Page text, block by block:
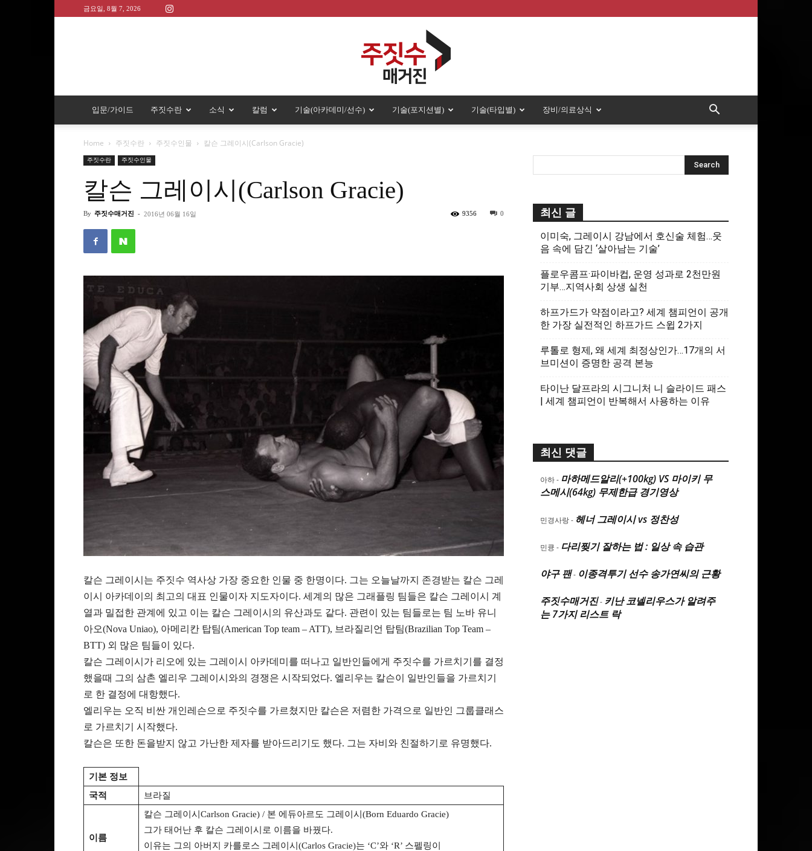
금요일, 8월 7, 2026
주
거
입문/가이드 주짓수란 소식 칼럼 기술(아카데미/선수) 기술(포지션별) 기술(타입별) 장비/의료상식
Home 주짓수란 주짓수인물 칼슨 그레이시(Carlson Gracie)
주짓수란 주짓수인물
칼슨 그레이시(Carlson Gracie)
By 주짓수매거진 - 2016년 06월 16일 0
9356
칼슨 그레이시는 주짓수 역사상 가장 중요한 인물 중 한명이다. 그는 오늘날까지 존경받는 칼슨 그레
이시 아카데이의 최고의 대표 인물이자 지도자이다. 세계의 많은 그래플링 팀들은 칼슨 그레이시 계
열과 밀접한 관계에 있고 이는 칼슨 그레이시의 유산과도 같다. 관련이 있는 팀들로는 팀 노바 유니
아오(Nova Uniao), 아메리칸 탑팀(American Top team – ATT), 브라질리언 탑팀(Brazilian Top Team –
BTT) 외 많은 팀들이 있다.
칼슨 그레이시가 리오에 있는 그레이시 아카데미를 떠나고 일반인들에게 주짓수를 가르치기를 결정
했을때 그의 삼촌 엘리우 그레이시와의 경쟁은 시작되었다. 엘리우는 칼슨이 일반인들을 가르치기
로 한 결정에 대항했다.
엘리우는 오직 비싼 개인레슨으로 주짓수를 가르쳤지만 칼슨은 저렴한 가격으로 일반인 그룹클래스
로 가르치기 시작했다.
칼슨은 또한 돈을받지 않고 가난한 제자를 받아드리기도 했다. 그는 자비와 친절하기로 유명했다.
기본 정보
국적
브라질
이름
칼슨 그레이시Carlson Gracie) / 본 에듀아르도 그레이시(Born Eduardo Gracie)
그가 태어난 후 칼슨 그레이시로 이름을 바꿨다.
이유는 그의 아버지 카를로스 그레이시(Carlos Gracie)는 ‘C’와 ‘R’ 스펠링이
최신 글
이미숙, 그레이시 강남에서 호신술 체험…웃
음 속에 담긴 ‘살아남는 기술’
플로우콤프·파이바컵, 운영 성과로 2천만원
기부…지역사회 상생 실천
하프가드가 약점이라고? 세계 챔피언이 공개
한 가장 실전적인 하프가드 스윕 2가지
루톨로 형제, 왜 세계 최정상인가…17개의 서
브미션이 증명한 공격 본능
타이난 달프라의 시그니처 니 슬라이드 패스
| 세계 챔피언이 반복해서 사용하는 이유
최신 댓글
아하- 마하메드알리(+100kg) VS 마이키 무
스메시(64kg) 무제한급 경기영상
민경사랑- 헤너 그레이시 vs 정찬성
민큥 - 다리찢기 잘하는 법 : 일상 속 습관
야구 팬- 이종격투기 선수 송가연씨의 근황
주짓수매거진- 키난 코넬리우스가 알려주
는 7가지 리스트 락